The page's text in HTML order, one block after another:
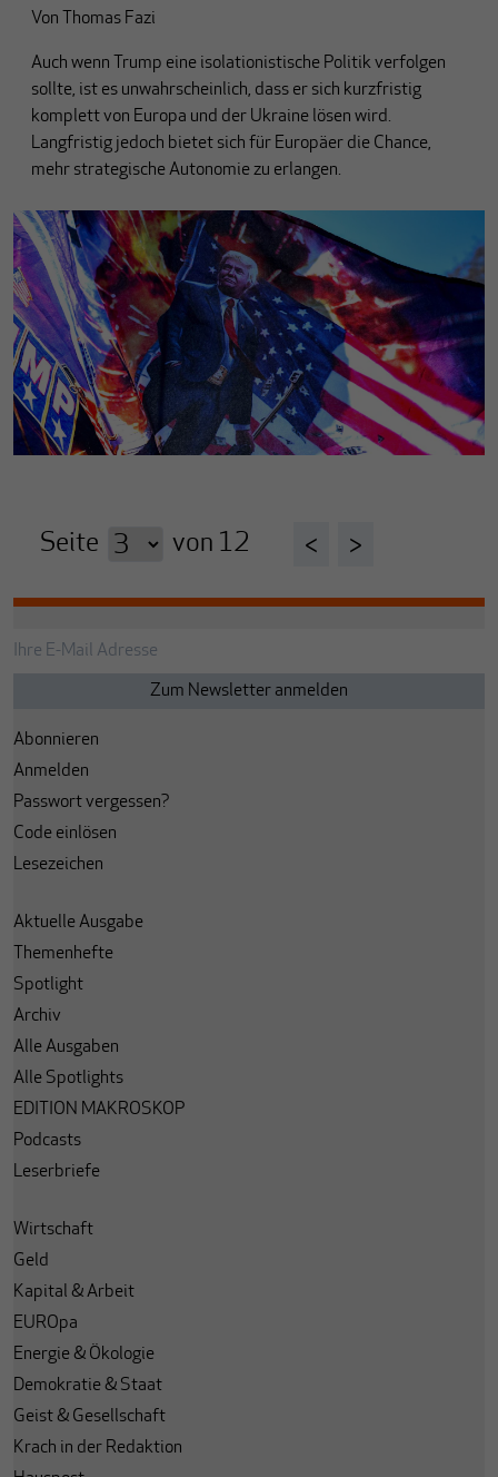
Von Thomas Fazi
Auch wenn Trump eine isolationistische Politik verfolgen
sollte, ist es unwahrscheinlich, dass er sich kurzfristig
komplett von Europa und der Ukraine lösen wird.
Langfristig jedoch bietet sich für Europäer die Chance,
mehr strategische Autonomie zu erlangen.
Seite von 12 < >
Abonnieren
Anmelden
Passwort vergessen?
Code einlösen
Lesezeichen
Aktuelle Ausgabe
Themenhefte
Spotlight
Archiv
Alle Ausgaben
Alle Spotlights
EDITION MAKROSKOP
Podcasts
Leserbriefe
Wirtschaft
Geld
Kapital & Arbeit
EUROpa
Energie & Ökologie
Demokratie & Staat
Geist & Gesellschaft
Krach in der Redaktion